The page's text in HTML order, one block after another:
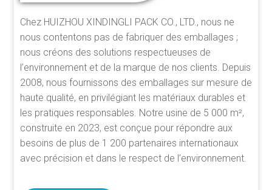
Chez HUIZHOU XINDINGLI PACK CO., LTD., nous ne
nous contentons pas de fabriquer des emballages ;
nous créons des solutions respectueuses de
l’environnement et de la marque de nos clients. Depuis
2008, nous fournissons des emballages sur mesure de
haute qualité, en privilégiant les matériaux durables et
les pratiques responsables. Notre usine de 5 000 m²,
construite en 2023, est conçue pour répondre aux
besoins de plus de 1 200 partenaires internationaux
avec précision et dans le respect de l’environnement.